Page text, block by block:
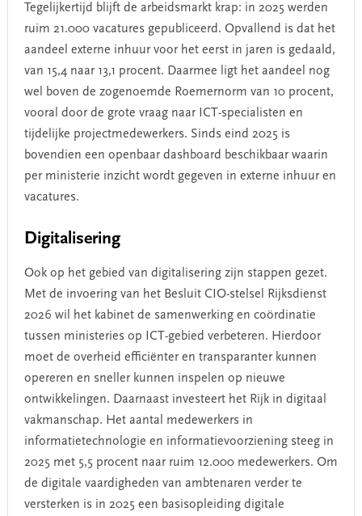
Tegelijkertijd blijft de arbeidsmarkt krap: in 2025 werden
ruim 21.000 vacatures gepubliceerd. Opvallend is dat het
aandeel externe inhuur voor het eerst in jaren is gedaald,
van 15,4 naar 13,1 procent. Daarmee ligt het aandeel nog
wel boven de zogenoemde Roemernorm van 10 procent,
vooral door de grote vraag naar ICT-specialisten en
tijdelijke projectmedewerkers. Sinds eind 2025 is
bovendien een openbaar dashboard beschikbaar waarin
per ministerie inzicht wordt gegeven in externe inhuur en
vacatures.
Digitalisering
Ook op het gebied van digitalisering zijn stappen gezet.
Met de invoering van het Besluit CIO-stelsel Rijksdienst
2026 wil het kabinet de samenwerking en coördinatie
tussen ministeries op ICT-gebied verbeteren. Hierdoor
moet de overheid efficiënter en transparanter kunnen
opereren en sneller kunnen inspelen op nieuwe
ontwikkelingen. Daarnaast investeert het Rijk in digitaal
vakmanschap. Het aantal medewerkers in
informatietechnologie en informatievoorziening steeg in
2025 met 5,5 procent naar ruim 12.000 medewerkers. Om
de digitale vaardigheden van ambtenaren verder te
versterken is in 2025 een basisopleiding digitale